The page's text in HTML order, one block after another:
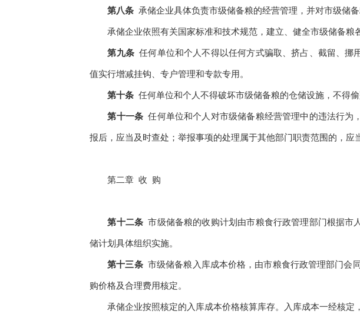
第八条 承储企业具体负责市级储备粮的经营管理，并对市级储
承储企业依照有关国家标准和技术规范，建立、健全市级储备粮
第九条 任何单位和个人不得以任何方式骗取、挤占、截留、
值实行增减挂钩、专户管理和专款专用。
第十条 任何单位和个人不得破坏市级储备粮的仓储设施，不得
第十一条 任何单位和个人对市级储备粮经营管理中的违法行
报后，应当及时查处；举报事项的处理属于其他部门职责范围的，应
第二章 收 购
第十二条 市级储备粮的收购计划由市粮食行政管理部门根据市
储计划具体组织实施。
第十三条 市级储备粮入库成本价格，由市粮食行政管理部门会
购价格及合理费用核定。
承储企业按照核定的入库成本价格核算库存。入库成本一经核定